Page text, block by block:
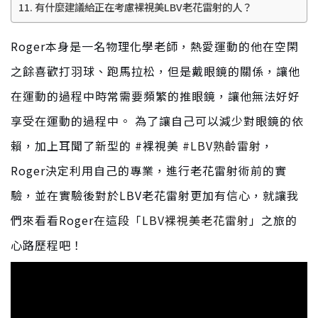
有什麼建議給正在考慮裸視美LBV老花雷射的人？
Roger本身是一名物理化學老師，熱愛運動的他在空閑
之餘喜歡打羽球、跑馬拉松，但是戴眼鏡的關係，讓他
在運動的過程中時常需要頻繁的推眼鏡，讓他無法好好
享受在運動的過程中。 為了讓自己可以減少對眼鏡的依
賴，加上耳聞了新型的 #裸視美 #LBV熟齡雷射 ，
Roger決定利用自己的專業，進行老花雷射術前的實
驗，並在實驗後對於LBV老花雷射更加有信心，就讓我
們來看看Roger在這段「LBV裸視美老花雷射」之旅的
心路歷程吧！